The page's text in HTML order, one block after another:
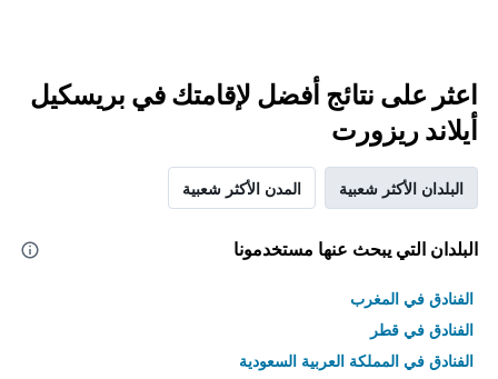
اعثر على نتائج أفضل لإقامتك في بريسكيل
أيلاند ريزورت
البلدان الأكثر شعبية المدن الأكثر شعبية
البلدان التي يبحث عنها مستخدمونا
الفنادق في المغرب
الفنادق في قطر
الفنادق في المملكة العربية السعودية